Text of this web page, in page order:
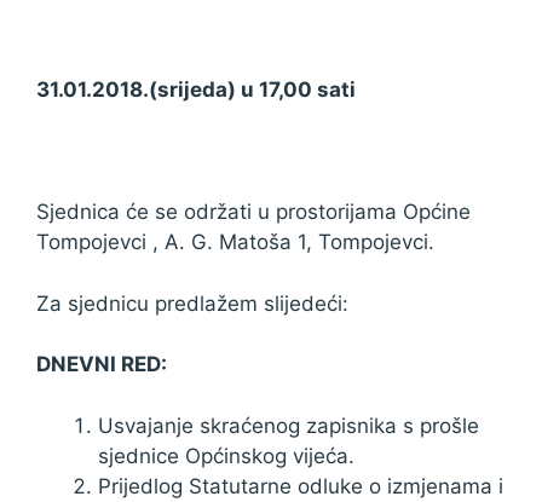
31.01.2018.(srijeda) u 17,00 sati
Sjednica će se održati u prostorijama Općine
Tompojevci , A. G. Matoša 1, Tompojevci.
Za sjednicu predlažem slijedeći:
DNEVNI RED:
Usvajanje skraćenog zapisnika s prošle
sjednice Općinskog vijeća.
Prijedlog Statutarne odluke o izmjenama i